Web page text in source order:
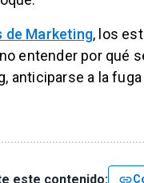
de Marketing, los
entender por qué
anticiparse a la
este contenido: link